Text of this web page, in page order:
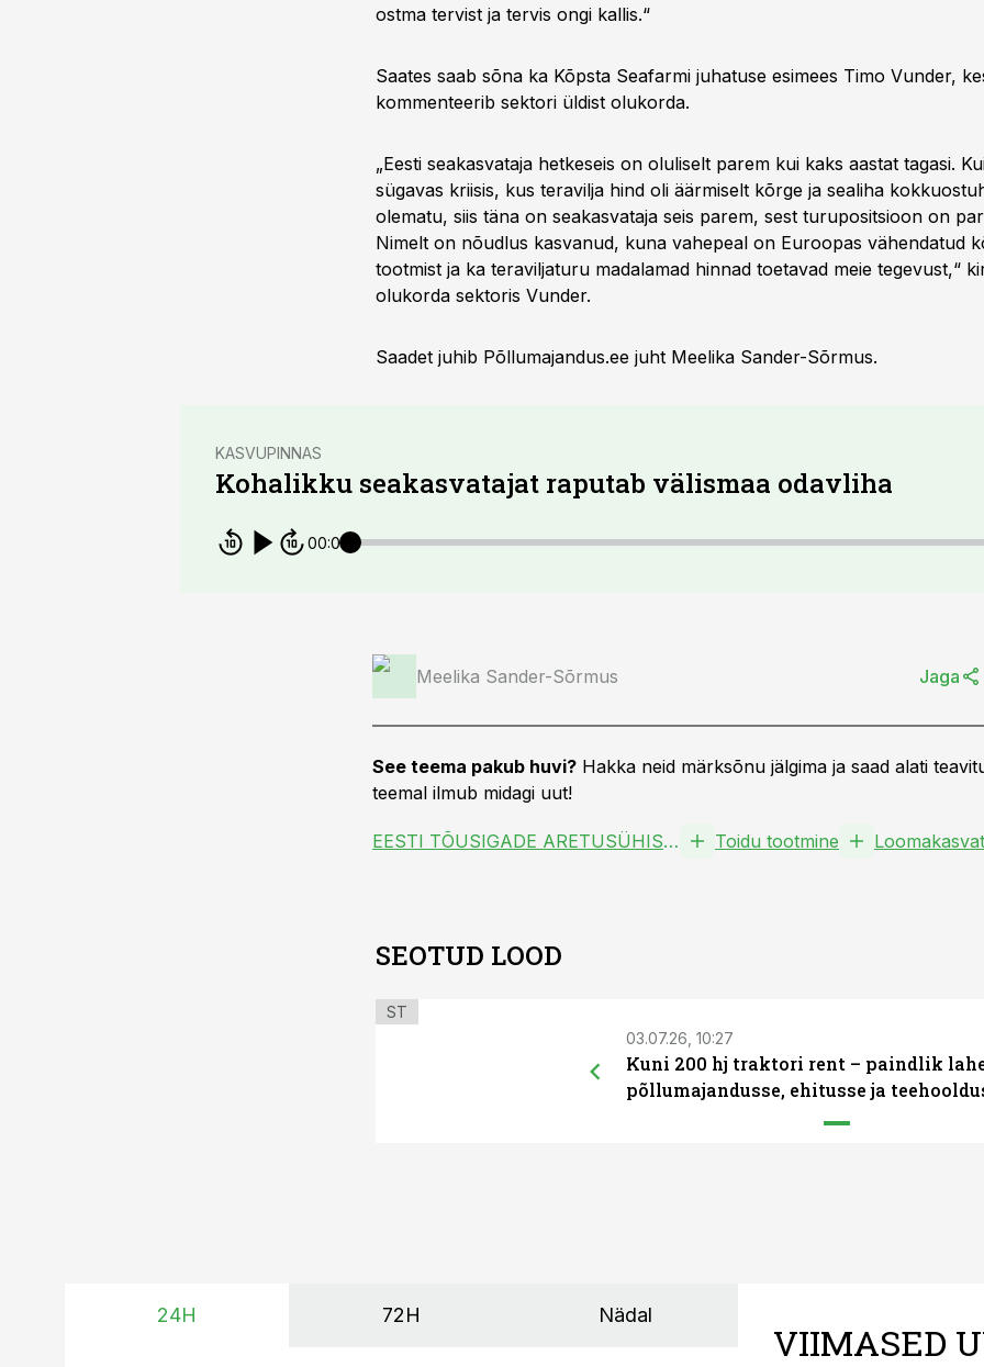
ostma tervist ja tervis ongi kallis.“
Saates saab sõna ka Kõpsta Seafarmi juhatuse esimees Timo Vunder,
kommenteerib sektori üldist olukorda.
„Eesti seakasvataja hetkeseis on oluliselt parem kui kaks aastat tagasi.
sügavas kriisis, kus teravilja hind oli äärmiselt kõrge ja sealiha
olematu, siis täna on seakasvataja seis parem, sest turupositsioon on
Nimelt on nõudlus kasvanud, kuna vahepeal on Euroopas vähendatud
tootmist ja ka teraviljaturu madalamad hinnad toetavad meie tegevust,“
olukorda sektoris Vunder.
Saadet juhib Põllumajandus.ee juht Meelika Sander-Sõrmus.
KASVUPINNAS
Kohalikku seakasvatajat raputab välismaa odavliha
00:00
Meelika Sander-Sõrmus Jaga
See teema pakub huvi? Hakka neid märksõnu jälgima ja saad alati
teemal ilmub midagi uut!
EESTI TÕUSIGADE ARETUSÜHISTU TÜH Toidu tootmine
SEOTUD LOOD
ST
03.07.26, 10:27
Kuni 200 hj traktori rent – paindlik
põllumajandusse, ehitusse ja
24H 72H Nädal
VIIMASED